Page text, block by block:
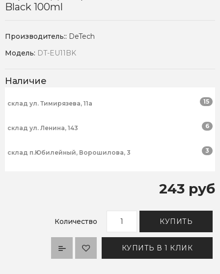
Black 100ml
Производитель:: DeTech
Модель: DT-EU11BK
Наличие
склад ул. Тимирязева, 11а 15
склад ул. Ленина, 143 6
склад п.Юбилейный, Ворошилова, 3 3
243 руб
Количество КУПИТЬ
КУПИТЬ В 1 КЛИК